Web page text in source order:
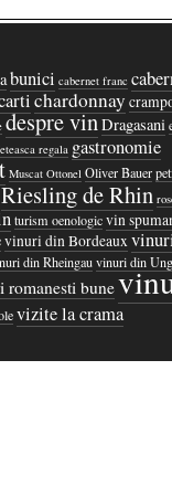
bunici cabernet franc
chardonnay
despre vinDragasani
regala gastronomie
Muscat Ottonel Oliver Bauer
Riesling de Rhin
turism oenologicvin
vinuri din Bordeaux
din Rheingauvinuri din
romanesti bune
vizite la crama